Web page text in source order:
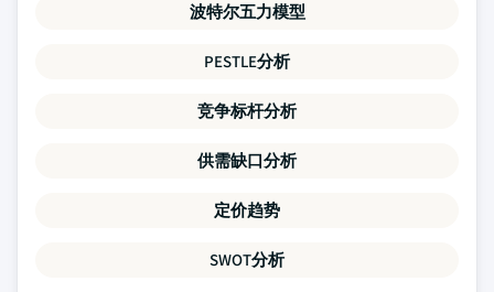
波特尔五力模型
PESTLE分析
竞争标杆分析
供需缺口分析
定价趋势
SWOT分析